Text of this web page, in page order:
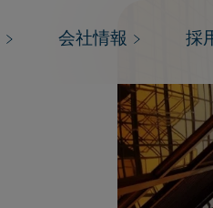
会社情報 採